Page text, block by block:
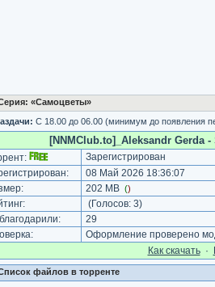
«Самоцветы»
С 18.00 до 06.00 (минимум до появления
[NNMClub.to]_Aleksandr Gerda
Зарегистрирован
08 Май 2026 18:36:07
202 MB ()
(Голосов: 3)
29
Оформление проверено
Как cкачать·
файлов в торренте